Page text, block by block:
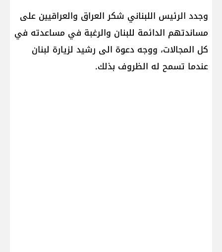
وجدد الرئيس اللبناني شكر العراق والعراقيين على
مساندتهم الدائمة للبنان والرغبة في مساعدته في
كل المجالات، ووجه دعوة الى رشيد لزيارة لبنان
عندما تسمح له الظروف بذلك.